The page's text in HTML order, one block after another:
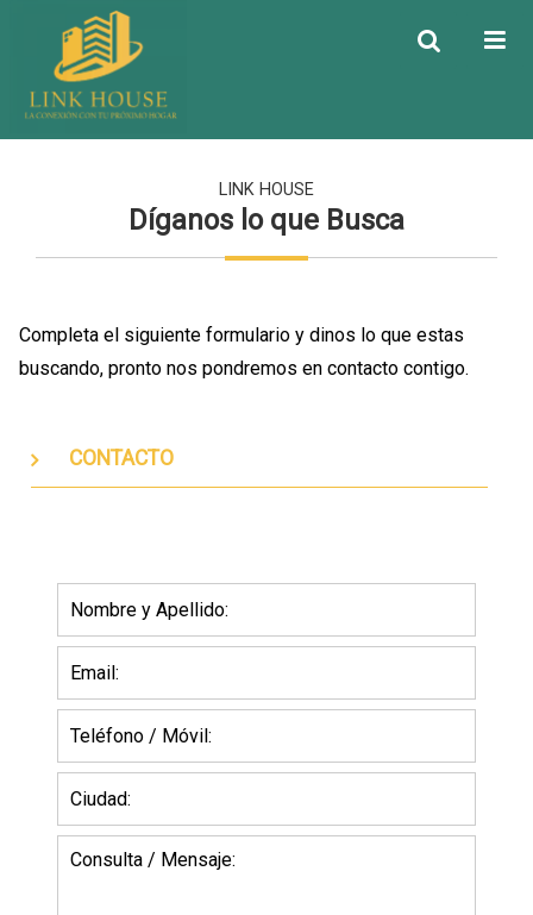
LINK HOUSE
Díganos lo que Busca
Completa el siguiente formulario y dinos lo que estas
buscando, pronto nos pondremos en contacto contigo.
CONTACTO